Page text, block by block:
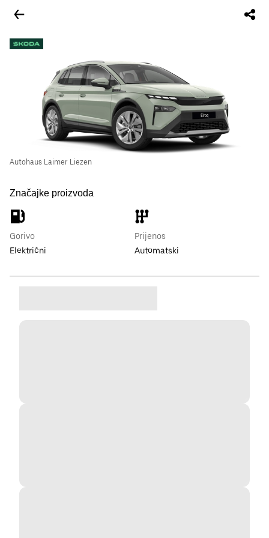
Autohaus Laimer Liezen
Značajke proizvoda
Gorivo
Električni
Prijenos
Automatski